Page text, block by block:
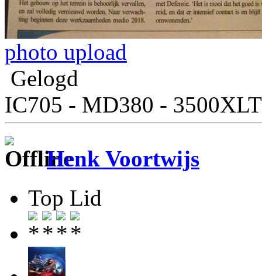
photo upload
Gelogd
IC705 - MD380 - 3500XLT
Henk Voortwijs
Top Lid